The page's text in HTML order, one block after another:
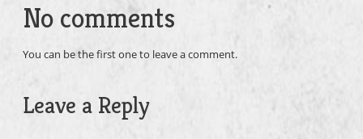
No comments
You can be the first one to leave a comment.
Leave a Reply